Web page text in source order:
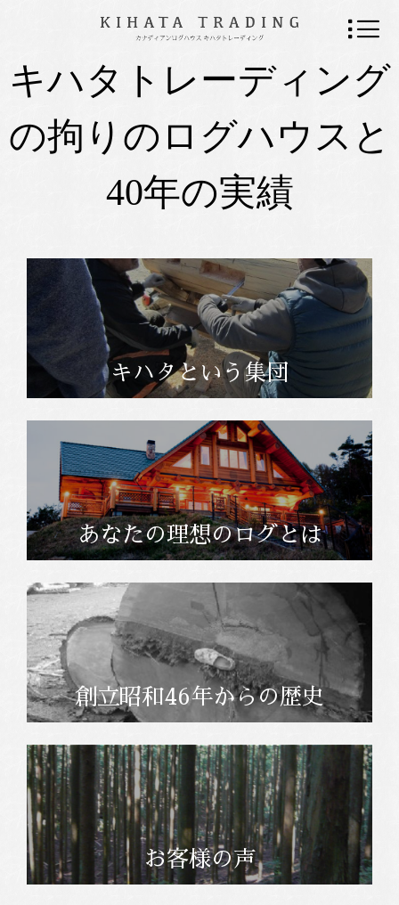
キハタトレーディング
の拘りのログハウスと
40年の実績
キハタという集団
あなたの理想のログとは
創立昭和46年からの歴史
お客様の声